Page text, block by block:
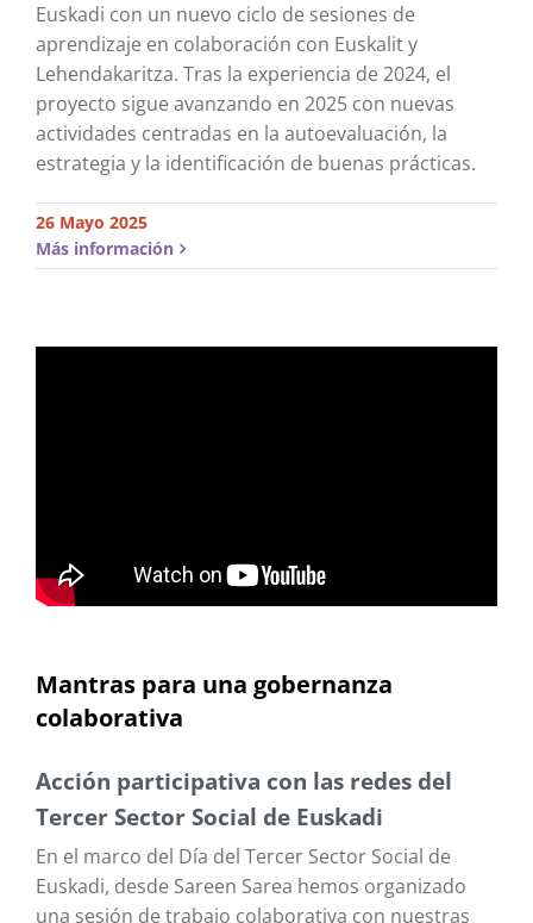
Euskadi con un nuevo ciclo de sesiones de
aprendizaje en colaboración con Euskalit y
Lehendakaritza. Tras la experiencia de 2024, el
proyecto sigue avanzando en 2025 con nuevas
actividades centradas en la autoevaluación, la
estrategia y la identificación de buenas prácticas.
26 Mayo 2025
Más información
Mantras para una gobernanza
colaborativa
Acción participativa con las redes del
Tercer Sector Social de Euskadi
En el marco del Día del Tercer Sector Social de
Euskadi, desde Sareen Sarea hemos organizado
una sesión de trabajo colaborativa con nuestras